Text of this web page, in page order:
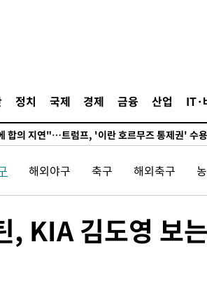
정치 국제 경제 금융 산업 IT·
, 호르무즈 해협 통행 항로 합의" 이란 외무부 대
39도 '펄펄'…기상청 "태풍 지나며 폭염 잠시 꺾인
합의 지연"…트럼프, '이란 호르무즈 통제권' 수
, '홍명보 선임 논란' 대한축구협회·축구회관 등 압
장관 "美무역법 제301조 과잉생산 결과 발표 8월
주 초대 시민추천 부시장에 백승주·윤난실
15일째 지속…비공식 '초열대야' 30도 넘어
닥, 2.15포인트(0.27%) 내린 797.44 출발
해외야구 축구 해외축구
, KIA 김도영 보